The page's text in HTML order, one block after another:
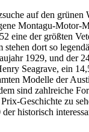
auf den grünen
Montagu-Motor-
eine der größten
stehen dort so
1929, und der
Seagrave, ein
Modelle der
sind zahlreiche
Geschichte zu
historisch